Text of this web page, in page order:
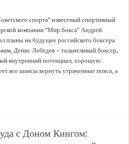
спорта” известный спортивный
компании “Мир бокса” Андрей
планы на будущее российского боксера
Денис Лебедев – талантливый боксер,
внутренний потенциал, хорошую
все шансы вернуть утраченные пояса, а
с Доном Кингом: